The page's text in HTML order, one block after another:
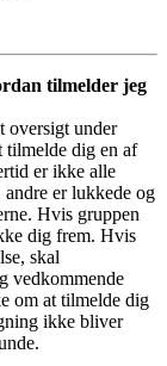
tilmelder jeg
oversigt under
tilmelde dig en af
er ikke alle
er lukkede og
Hvis gruppen
dig frem. Hvis
skal
vedkommende
om at tilmelde dig
ikke bliver